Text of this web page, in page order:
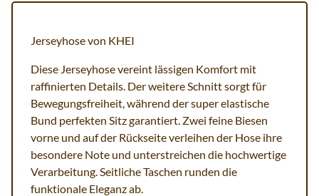
Jerseyhose von KHEI
Diese Jerseyhose vereint lässigen Komfort mit
raffinierten Details. Der weitere Schnitt sorgt für
Bewegungsfreiheit, während der super elastische
Bund perfekten Sitz garantiert. Zwei feine Biesen
vorne und auf der Rückseite verleihen der Hose ihre
besondere Note und unterstreichen die hochwertige
Verarbeitung. Seitliche Taschen runden die
funktionale Eleganz ab.